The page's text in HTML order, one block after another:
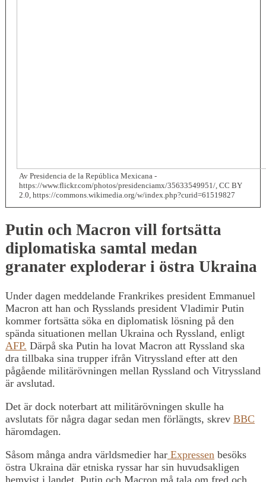
Av Presidencia de la República Mexicana -
https://www.flickr.com/photos/presidenciamx/35633549951/, CC BY
2.0, https://commons.wikimedia.org/w/index.php?curid=61519827
Putin och Macron vill fortsätta
diplomatiska samtal medan
granater exploderar i östra Ukraina
Under dagen meddelande Frankrikes president Emmanuel
Macron att han och Rysslands president Vladimir Putin
kommer fortsätta söka en diplomatisk lösning på den
spända situationen mellan Ukraina och Ryssland, enligt
AFP. Därpå ska Putin ha lovat Macron att Ryssland ska
dra tillbaka sina trupper ifrån Vitryssland efter att den
pågående militärövningen mellan Ryssland och Vitryssland
är avslutad.
Det är dock noterbart att militärövningen skulle ha
avslutats för några dagar sedan men förlängts, skrev BBC
häromdagen.
Såsom många andra världsmedier har Expressen besöks
östra Ukraina där etniska ryssar har sin huvudsakligen
hemvist i landet. Putin och Macron må tala om fred och